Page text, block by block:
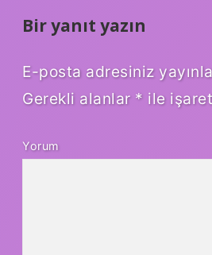
Bir yanıt yazın
E-posta adresiniz
Gerekli alanlar * ile
Yorum